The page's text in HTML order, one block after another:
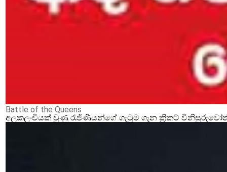
Battle of the Queens‍
අලකලංචියක් වුණු රැජිණියන්ගේ ගැටුම ගැන ක්‍රිකට්